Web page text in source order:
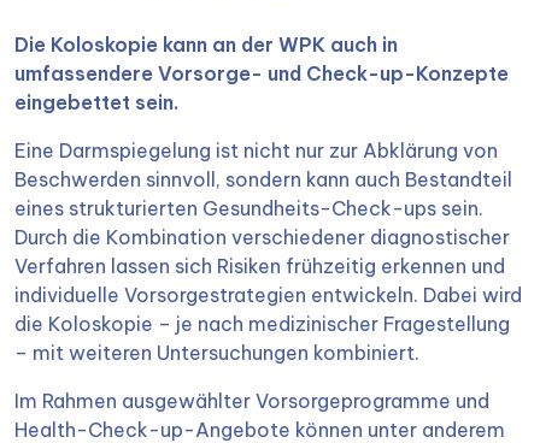
Die Koloskopie kann an der WPK auch in
umfassendere Vorsorge- und Check-up-Konzepte
eingebettet sein.
Eine Darmspiegelung ist nicht nur zur Abklärung von
Beschwerden sinnvoll, sondern kann auch Bestandteil
eines strukturierten Gesundheits-Check-ups sein.
Durch die Kombination verschiedener diagnostischer
Verfahren lassen sich Risiken frühzeitig erkennen und
individuelle Vorsorgestrategien entwickeln. Dabei wird
die Koloskopie – je nach medizinischer Fragestellung
– mit weiteren Untersuchungen kombiniert.
Im Rahmen ausgewählter Vorsorgeprogramme und
Health-Check-up-Angebote können unter anderem